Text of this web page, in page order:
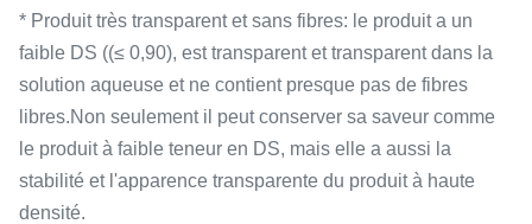
* Produit très transparent et sans fibres: le produit a un
faible DS ((≤ 0,90), est transparent et transparent dans la
solution aqueuse et ne contient presque pas de fibres
libres.Non seulement il peut conserver sa saveur comme
le produit à faible teneur en DS, mais elle a aussi la
stabilité et l'apparence transparente du produit à haute
densité.